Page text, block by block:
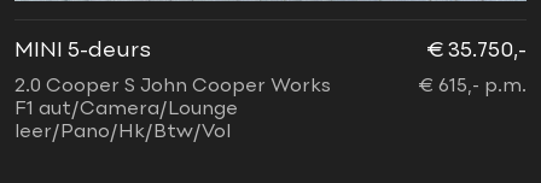
MINI 5-deurs
2.0 Cooper S John Cooper Works
F1 aut/Camera/Lounge
leer/Pano/Hk/Btw/Vol
€ 35.750,-
€ 615,- p.m.